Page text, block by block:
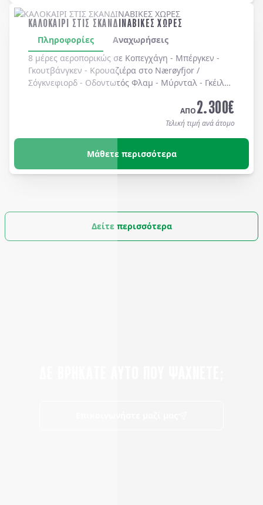
ΚΑΛΟΚΑΙΡΙ ΣΤΙΣ ΣΚΑΝΔΙΝΑΒΙΚΕΣ ΧΩΡΕΣ
Πληροφορίες
Αναχωρήσεις
8 μέρες αεροπορικώς σε Κοπεγχάγη - Μπέργκεν -
Γκουτβάνγκεν - Κρουαζιέρα στο Nærøyfjor /
Σόγκνεφιορδ - Οδοντωτός Φλαμ - Μύρνταλ - Γκέιλο -
Στοκχόλμη. Διαμονή σε ξενοδοχεία 3* & 4* με
ΑΠΟ2.300€
Τελική τιμή ανά άτομο
Μάθετε περισσότερα
Δείτε περισσότερα